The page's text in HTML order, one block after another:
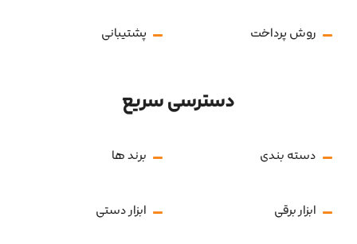
روش پرداخت پشتیبانی
دسترسی سریع
دسته بندی برند ها
ابزار برقی ابزار دستی